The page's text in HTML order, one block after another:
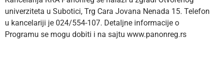
univerziteta u Subotici, Trg Cara Jovana Nenada 15. Telefon
u kancelariji je 024/554-107. Detaljne informacije o
Programu se mogu dobiti i na sajtu www.panonreg.rs